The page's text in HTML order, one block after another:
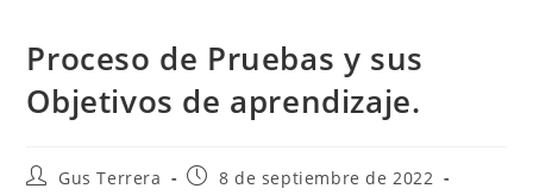
Proceso de Pruebas y sus
Objetivos de aprendizaje.
Gus Terrera
8 de septiembre de 2022